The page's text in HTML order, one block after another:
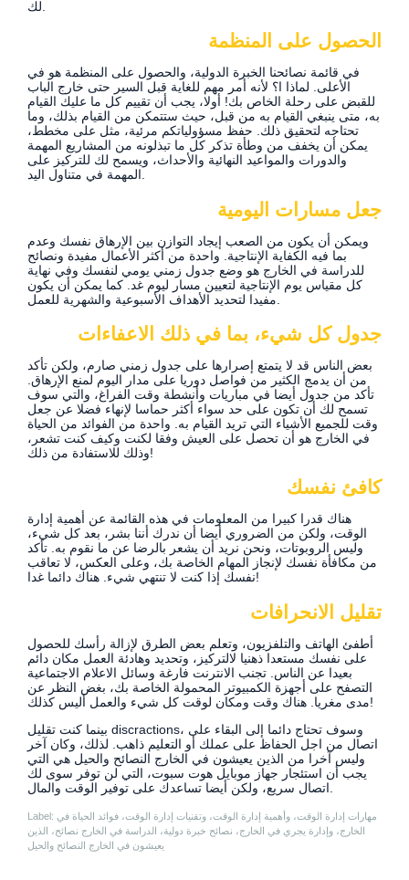
الحصول على المنظمة
في قائمة نصائحنا الخبرة الدولية، والحصول على المنظمة هو في
الأعلى. لماذا ا؟ لأنه أمر مهم للغاية قبل السير حتى خارج الباب
للقبض على رحلة الخاص بك! أولا، يجب أن تقييم كل ما عليك القيام
به، متى ينبغي القيام به من قبل، حيث ستتمكن من القيام بذلك، وما
تحتاجه لتحقيق ذلك. حفظ مسؤولياتكم مرئية، مثل على مخطط،
يمكن أن يخفف من وطأة تذكر كل ما تبذلونه من المشاريع المهمة
والدورات والمواعيد النهائية والأحداث، ويسمح لك للتركيز على
جعل مسارات اليومية
ويمكن أن يكون من الصعب إيجاد التوازن بين الإرهاق نفسك وعدم
بما فيه الكفاية الإنتاجية. واحدة من أكثر الأعمال مفيدة ونصائح
للدراسة في الخارج هو وضع جدول زمني يومي لنفسك وفي نهاية
كل مقياس يوم الإنتاجية لتعيين مسار ليوم غد. كما يمكن أن يكون
جدول كل شيء، بما في ذلك الاعفاءات
بعض الناس قد لا يتمتع إصرارها على جدول زمني صارم، ولكن تأكد
من أن يدمج الكثير من فواصل دوريا على مدار اليوم لمنع الإرهاق.
تأكد من جدول أيضا في مباريات وأنشطة وقت الفراغ، والتي سوف
تسمح لك أن تكون على حد سواء أكثر حماسا لإنهاء فضلا عن جعل
وقت للجميع الأشياء التي تريد القيام به. واحدة من الفوائد من الحياة
في الخارج هو أن تحصل على العيش وفقا لكنت وكيف كنت تشعر،
وذلك للاستفادة من ذلك!
كافئ نفسك
هناك قدرا كبيرا من المعلومات في هذه القائمة عن أهمية إدارة
الوقت، ولكن من الضروري أيضا أن ندرك أننا بشر، بعد كل شيء،
وليس الروبوتات، ونحن نريد أن يشعر بالرضا عن ما نقوم به. تأكد
من مكافأة نفسك لإنجاز المهام الخاصة بك، وعلى العكس، لا تعاقب
نفسك إذا كنت لا تنتهي شيء. هناك دائما غدا!
تقليل الانحرافات
أطفئ الهاتف والتلفزيون، وتعلم بعض الطرق لإزالة رأسك للحصول
على نفسك مستعدا ذهنيا لالتركيز، وتحديد وهادئة العمل مكان دائم
بعيدا عن الناس. تجنب الانترنت فارغة وسائل الاعلام الاجتماعية
التصفح على أجهزة الكمبيوتر المحمولة الخاصة بك، بغض النظر عن
مدى مغريا. هناك وقت ومكان لوقت كل شيء والعمل أليس كذلك!
بينما كنت تقليل discractions، وسوف تحتاج دائما إلى البقاء على
اتصال من اجل الحفاظ على عملك أو التعليم ذاهب. لذلك، وكان آخر
وليس آخرا من الذين يعيشون في الخارج النصائح والحيل هي التي
يجب أن استئجار جهاز موبايل هوت سبوت، التي لن توفر سوى لك
Label: مهارات إدارة الوقت، وأهمية إدارة الوقت، وتقنيات إدارة الوقت، فوائد الحياة في
الخارج، وإدارة يجري في الخارج، نصائح خبرة دولية، الدراسة في الخارج نصائح، الذين
يعيشون في الخارج النصائح والحيل